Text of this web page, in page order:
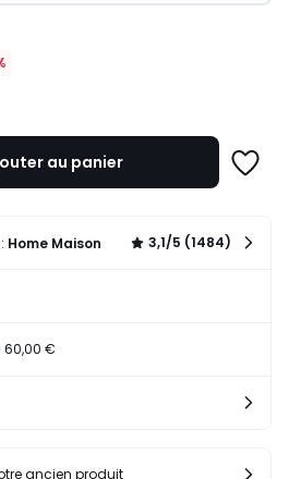
au panier
liste
Home Maison 3,1/5 (1484)
60,00 €
ancien produit